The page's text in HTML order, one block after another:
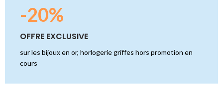
-20%
OFFRE EXCLUSIVE
sur les bijoux en or, horlogerie griffes hors promotion en
cours